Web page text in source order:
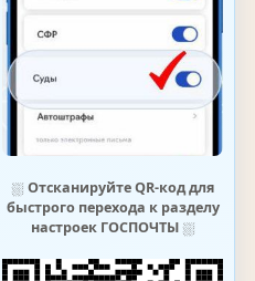
⛆ Отсканируйте QR-код для
быстрого перехода к разделу
настроек ГОСПОЧТЫ⛆